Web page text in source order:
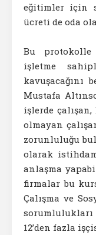
eğitimler için
ücreti de oda
Bu protokolle
işletme
Mustafa
işlerde
olmayan
zorunluluğu
olarak
anlaşma
firmalar bu
Çalışma ve
12’den fazla